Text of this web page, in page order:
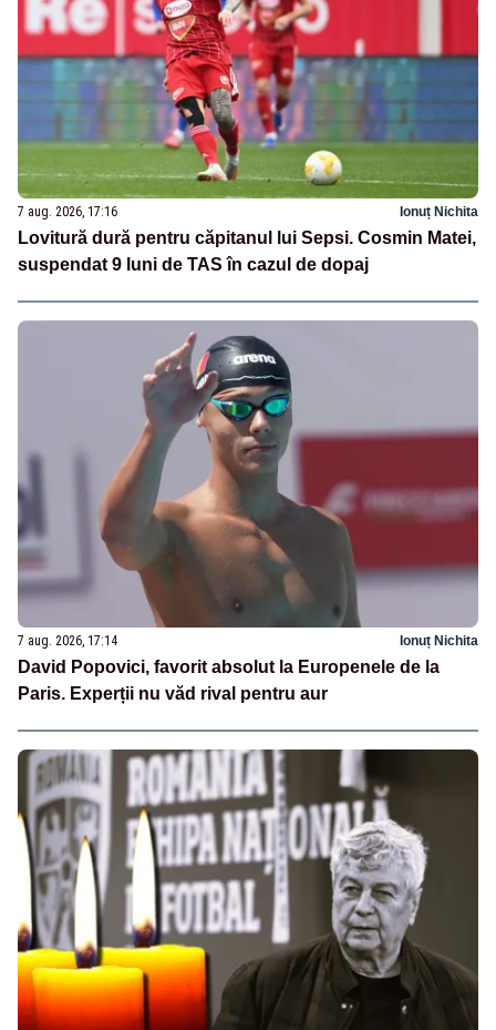
7 aug. 2026, 17:16 Ionuț Nichita
Lovitură dură pentru căpitanul lui Sepsi. Cosmin Matei,
suspendat 9 luni de TAS în cazul de dopaj
7 aug. 2026, 17:14 Ionuț Nichita
David Popovici, favorit absolut la Europenele de la
Paris. Experții nu văd rival pentru aur